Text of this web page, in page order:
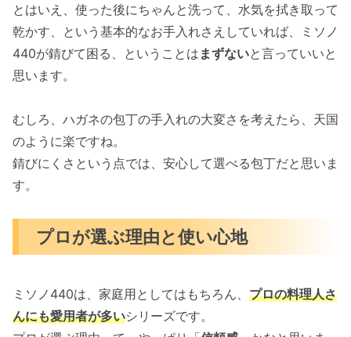
とはいえ、使った後にちゃんと洗って、水気を拭き取って
乾かす、という基本的なお手入れさえしていれば、ミソノ
440が錆びて困る、ということは まずないと言っていいと
思います。
むしろ、ハガネの包丁の手入れの大変さを考えたら、天国
のように楽ですね。
錆びにくさという点では、安心して選べる包丁だと思いま
す。
プロが選ぶ理由と使い心地
ミソノ440は、家庭用としてはもちろん、 プロの料理人さ
んにも愛用者が多いシリーズです。